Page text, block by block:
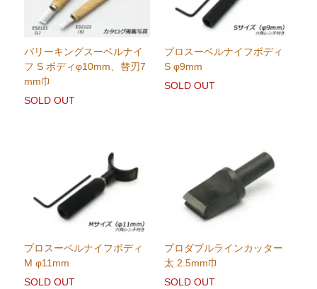
バリーキングスーベルナイ
フ S ボディφ10mm、替刃7
mm巾
SOLD OUT
プロスーベルナイフボディ
S φ9mm
SOLD OUT
プロスーベルナイフボディ
M φ11mm
SOLD OUT
プロダブルラインカッター
太 2.5mm巾
SOLD OUT